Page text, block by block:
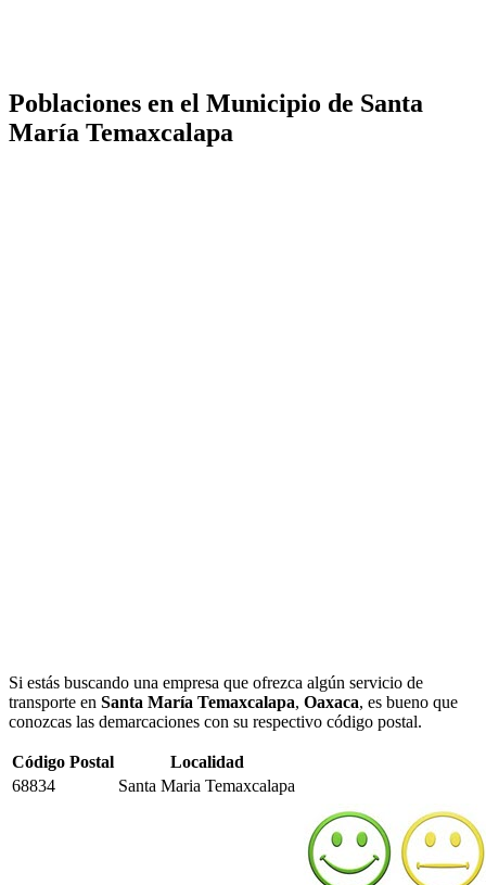
Poblaciones en el Municipio de Santa
María Temaxcalapa
Si estás buscando una empresa que ofrezca algún servicio de
transporte en Santa María Temaxcalapa, Oaxaca, es bueno que
conozcas las demarcaciones con su respectivo código postal.
Código Postal
Localidad
68834
Santa Maria Temaxcalapa